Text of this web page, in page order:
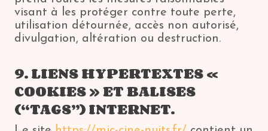
visant à les protéger contre toute perte,
utilisation détournée, accès non autorisé,
divulgation, altération ou destruction.
9. LIENS HYPERTEXTES «
COOKIES » ET BALISES
(“TAGS”) INTERNET.